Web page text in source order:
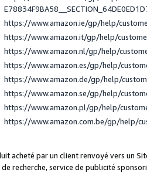
https://www.amazon.ie/gp/help/
https://www.amazon.it/gp/help/
https://www.amazon.nl/gp/help/
https://www.amazon.es/gp/help/
https://www.amazon.de/gp/help/
https://www.amazon.se/gp/help/
https://www.amazon.pl/gp/help/
https://www.amazon.com.be/gp/help/
acheté par un client renvoyé vers un
recherche, service de publicité